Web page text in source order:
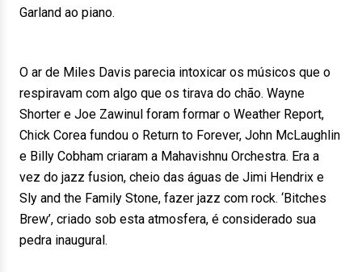
Garland ao piano.
O ar de Miles Davis parecia intoxicar os músicos que o
respiravam com algo que os tirava do chão. Wayne
Shorter e Joe Zawinul foram formar o Weather Report,
Chick Corea fundou o Return to Forever, John McLaughlin
e Billy Cobham criaram a Mahavishnu Orchestra. Era a
vez do jazz fusion, cheio das águas de Jimi Hendrix e
Sly and the Family Stone, fazer jazz com rock. ‘Bitches
Brew’, criado sob esta atmosfera, é considerado sua
pedra inaugural.